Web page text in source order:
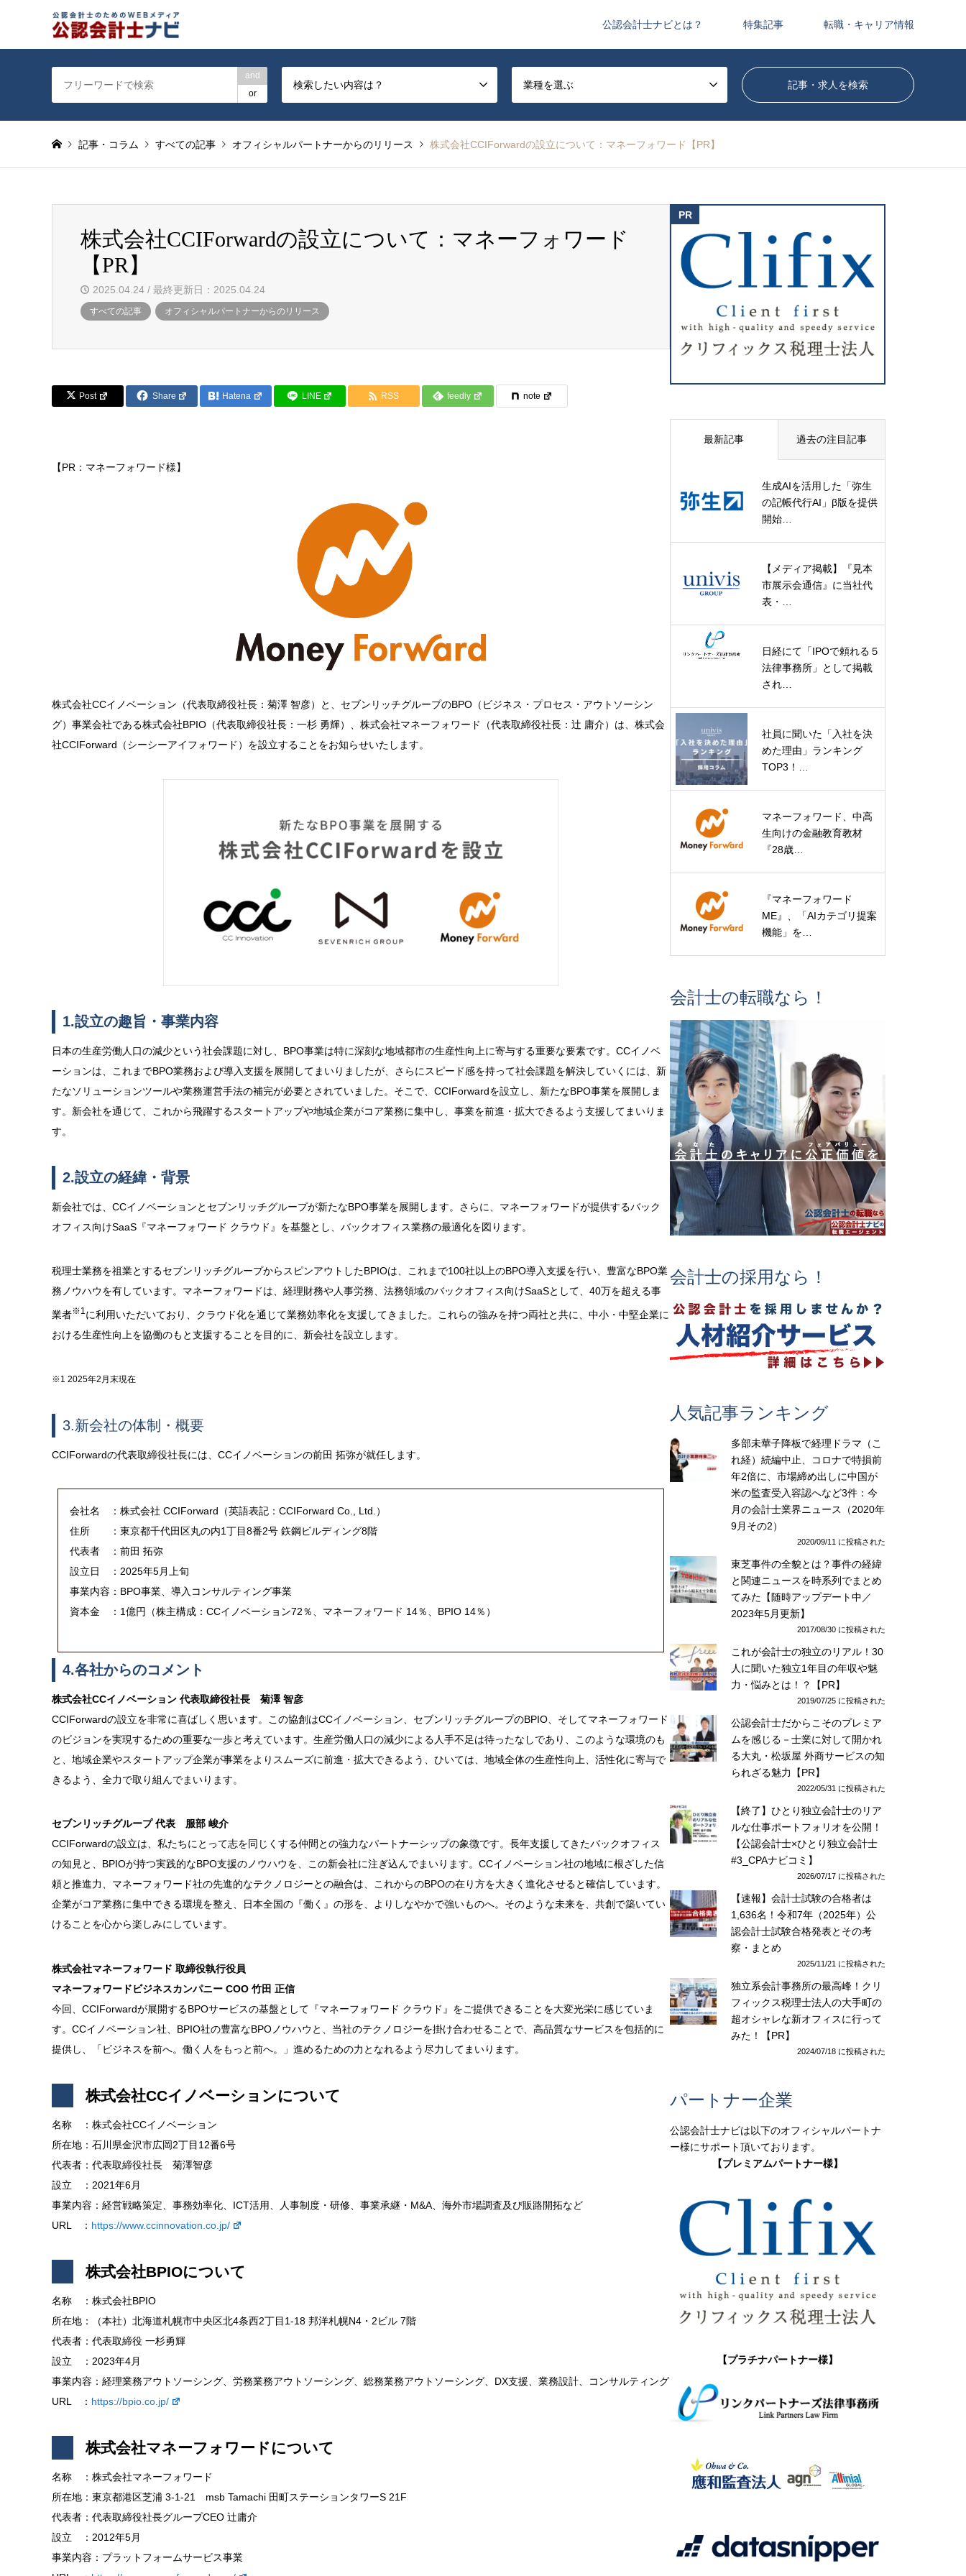
公認会計士ナビとは？ 特集記事 転職・キャリア情報
and
or
検索したい内容は？ 業種を選ぶ
記事・コラム すべての記事 オフィシャルパートナーからのリリース 株式会社CCIForwardの設立について：マネーフォワード【PR】
株式会社CCIForwardの設立について：マネーフォワード
【PR】
2025.04.24 / 最終更新日：2025.04.24
すべての記事 オフィシャルパートナーからのリリース
Post Share Hatena LINE RSS feedly note
【PR：マネーフォワード様】
株式会社CCイノベーション（代表取締役社長：菊澤 智彦）と、セブンリッチグループのBPO（ビジネス・プロセス・アウトソーシン
グ）事業会社である株式会社BPIO（代表取締役社長：一杉 勇輝）、株式会社マネーフォワード（代表取締役社長：辻 庸介）は、株式会
社CCIForward（シーシーアイフォワード）を設立することをお知らせいたします。
1.設立の趣旨・事業内容
日本の生産労働人口の減少という社会課題に対し、BPO事業は特に深刻な地域都市の生産性向上に寄与する重要な要素です。CCイノベ
ーションは、これまでBPO業務および導入支援を展開してまいりましたが、さらにスピード感を持って社会課題を解決していくには、新
たなソリューションツールや業務運営手法の補完が必要とされていました。そこで、CCIForwardを設立し、新たなBPO事業を展開しま
す。新会社を通じて、これから飛躍するスタートアップや地域企業がコア業務に集中し、事業を前進・拡大できるよう支援してまいりま
す。
2.設立の経緯・背景
新会社では、CCイノベーションとセブンリッチグループが新たなBPO事業を展開します。さらに、マネーフォワードが提供するバック
オフィス向けSaaS『マネーフォワード クラウド』を基盤とし、バックオフィス業務の最適化を図ります。
税理士業務を祖業とするセブンリッチグループからスピンアウトしたBPIOは、これまで100社以上のBPO導入支援を行い、豊富なBPO業
務ノウハウを有しています。マネーフォワードは、経理財務や人事労務、法務領域のバックオフィス向けSaaSとして、40万を超える事
業者※1 に利用いただいており、クラウド化を通じて業務効率化を支援してきました。これらの強みを持つ両社と共に、中小・中堅企業に
おける生産性向上を協働のもと支援することを目的に、新会社を設立します。
※1 2025年2月末現在
3.新会社の体制・概要
CCIForwardの代表取締役社長には、CCイノベーションの前田 拓弥が就任します。
会社名 ：株式会社 CCIForward（英語表記：CCIForward Co., Ltd.）
住所 ：東京都千代田区丸の内1丁目8番2号 鉃鋼ビルディング8階
代表者 ：前田 拓弥
設立日 ：2025年5月上旬
事業内容：BPO事業、導入コンサルティング事業
資本金 ：1億円（株主構成：CCイノベーション72％、マネーフォワード 14％、BPIO 14％）
4.各社からのコメント
株式会社CCイノベーション 代表取締役社長 菊澤 智彦
CCIForwardの設立を非常に喜ばしく思います。この協創はCCイノベーション、セブンリッチグループのBPIO、そしてマネーフォワード
のビジョンを実現するための重要な一歩と考えています。生産労働人口の減少による人手不足は待ったなしであり、このような環境のも
と、地域企業やスタートアップ企業が事業をよりスムーズに前進・拡大できるよう、ひいては、地域全体の生産性向上、活性化に寄与で
きるよう、全力で取り組んでまいります。
セブンリッチグループ 代表 服部 峻介
CCIForwardの設立は、私たちにとって志を同じくする仲間との強力なパートナーシップの象徴です。長年支援してきたバックオフィス
の知見と、BPIOが持つ実践的なBPO支援のノウハウを、この新会社に注ぎ込んでまいります。CCイノベーション社の地域に根ざした信
頼と推進力、マネーフォワード社の先進的なテクノロジーとの融合は、これからのBPOの在り方を大きく進化させると確信しています。
企業がコア業務に集中できる環境を整え、日本全国の『働く』の形を、よりしなやかで強いものへ。そのような未来を、共創で築いてい
けることを心から楽しみにしています。
株式会社マネーフォワード 取締役執行役員
マネーフォワードビジネスカンパニー COO 竹田 正信
今回、CCIForwardが展開するBPOサービスの基盤として『マネーフォワード クラウド』をご提供できることを大変光栄に感じていま
す。CCイノベーション社、BPIO社の豊富なBPOノウハウと、当社のテクノロジーを掛け合わせることで、高品質なサービスを包括的に
提供し、「ビジネスを前へ。働く人をもっと前へ。」進めるための力となれるよう尽力してまいります。
株式会社CCイノベーションについて
名称 ：株式会社CCイノベーション
所在地：石川県金沢市広岡2丁目12番6号
代表者：代表取締役社長 菊澤智彦
設立 ：2021年6月
事業内容：経営戦略策定、事務効率化、ICT活用、人事制度・研修、事業承継・M&A、海外市場調査及び販路開拓など
URL ： https://www.ccinnovation.co.jp/
株式会社BPIOについて
名称 ：株式会社BPIO
所在地：（本社）北海道札幌市中央区北4条西2丁目1-18 邦洋札幌N4・2ビル 7階
代表者：代表取締役 一杉勇輝
設立 ：2023年4月
事業内容：経理業務アウトソーシング、労務業務アウトソーシング、総務業務アウトソーシング、DX支援、業務設計、コンサルティング
URL ： https://bpio.co.jp/
株式会社マネーフォワードについて
名称 ：株式会社マネーフォワード
所在地：東京都港区芝浦 3-1-21 msb Tamachi 田町ステーションタワーS 21F
代表者：代表取締役社長グループCEO 辻庸介
設立 ：2012年5月
事業内容：プラットフォームサービス事業
最新記事 過去の注目記事
生成AIを活用した「弥生
の記帳代行AI」β版を提供
開始…
【メディア掲載】『見本
市展示会通信』に当社代
表・…
日経にて「IPOで頼れる５
法律事務所」として掲載
され…
社員に聞いた「入社を決
めた理由」ランキング
TOP3！…
マネーフォワード、中高
生向けの金融教育教材
『28歳…
『マネーフォワード
ME』、「AIカテゴリ提案
機能」を…
会計士の転職なら！
会計士の採用なら！
人気記事ランキング
多部未華子降板で経理ドラマ（こ
れ経）続編中止、コロナで特損前
年2倍に、市場締め出しに中国が
米の監査受入容認へなど3件：今
月の会計士業界ニュース（2020年
9月その2）
2020/09/11 に投稿された
東芝事件の全貌とは？事件の経緯
と関連ニュースを時系列でまとめ
てみた【随時アップデート中／
2023年5月更新】
2017/08/30 に投稿された
これが会計士の独立のリアル！30
人に聞いた独立1年目の年収や魅
力・悩みとは！？【PR】
2019/07/25 に投稿された
公認会計士だからこそのプレミア
ムを感じる－士業に対して開かれ
る大丸・松坂屋 外商サービスの知
られざる魅力【PR】
2022/05/31 に投稿された
【終了】ひとり独立会計士のリア
ルな仕事ポートフォリオを公開！
【公認会計士×ひとり独立会計士
#3_CPAナビコミ】
2026/07/17 に投稿された
【速報】会計士試験の合格者は
1,636名！令和7年（2025年）公
認会計士試験合格発表とその考
察・まとめ
2025/11/21 に投稿された
独立系会計事務所の最高峰！クリ
フィックス税理士法人の大手町の
超オシャレな新オフィスに行って
みた！【PR】
2024/07/18 に投稿された
パートナー企業
公認会計士ナビは以下のオフィシャルパートナ
ー様にサポート頂いております。
【プレミアムパートナー様】
【プラチナパートナー様】